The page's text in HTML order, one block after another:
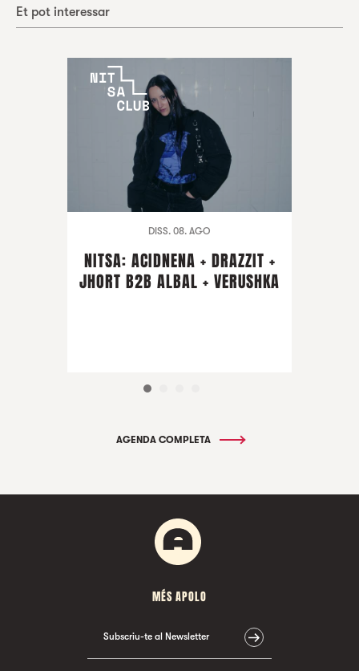
Et pot interessar
DISS. 08. AGO
NITSA: ACIDNENA + DRAZZIT +
JHORT B2B ALBAL + VERUSHKA
AGENDA COMPLETA
MÉS APOLO
Subscriu-te al Newsletter